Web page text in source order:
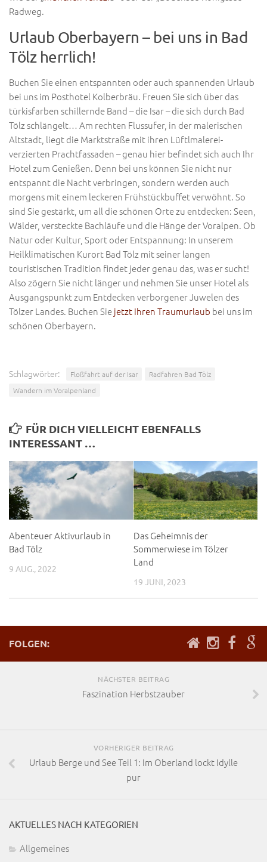
Radweg.
Urlaub Oberbayern – bei uns in Bad
Tölz herrlich!
Buchen Sie einen entspannten oder auch spannenden Urlaub
bei uns im Posthotel Kolberbräu. Freuen Sie sich über das
türkisfarben schillernde Band – die Isar – die sich durch Bad
Tölz schlängelt… Am rechten Flussufer, in der malerischen
Altstadt, liegt die Marktstraße mit ihren Lüftlmalerei-
verzierten Prachtfassaden – genau hier befindet sich auch Ihr
Hotel zum Genießen. Denn bei uns können Sie nicht nur
entspannt die Nacht verbringen, sondern werden auch
morgens mit einem leckeren Frühstückbuffet verwöhnt. So
sind Sie gestärkt, um all die schönen Orte zu entdecken: Seen,
Wälder, versteckte Bachläufe und die Hänge der Voralpen. Ob
Natur oder Kultur, Sport oder Entspannung: In unserem
Heilklimatischen Kurort Bad Tölz mit seiner langen
touristischen Tradition findet jeder genau das, was er sucht!
Also zögern Sie nicht länger und nehmen Sie unser Hotel als
Ausgangspunkt zum Entdecken verborgener Juwelen des
Tölzer Landes. Buchen Siejetzt Ihren Traumurlaub bei uns im
schönen Oberbayern.
Schlagwörter: Floßfahrt auf der Isar
Radfahren Bad Tölz
Wandern im Voralpenland
FÜR DICH VIELLEICHT EBENFALLS
INTERESSANT …
Abenteuer Aktivurlaub in
Bad Tölz
9 AUG., 2022
Das Geheimnis der
Sommerwiese im Tölzer
Land
19 JUNI, 2023
FOLGEN:
NÄCHSTER BEITRAG
Faszination Herbstzauber
VORHERIGER BEITRAG
Urlaub Berge und See Teil 1: Im Oberland lockt Idylle
pur
AKTUELLES NACH KATEGORIEN
Allgemeines